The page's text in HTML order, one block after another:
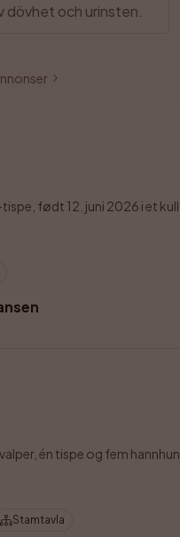
dövhet och urinsten.
født 12. juni 2026 i et
én tispe og fem
Stamtavla